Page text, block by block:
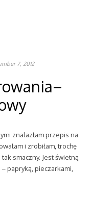
7, 2012
znalazłam przepis na
i zrobiłam, trochę
smaczny. Jest świetną
papryką, pieczarkami,